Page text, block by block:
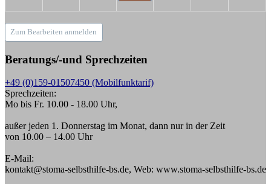
Zum Bearbeiten anmelden
Beratungs/-und Sprechzeiten
+49 (0)159-01507450 (Mobilfunktarif)
Sprechzeiten:
Mo bis Fr. 10.00 - 18.00 Uhr,
außer jeden 1. Donnerstag im Monat, dann nur in der Zeit
von 10.00 – 14.00 Uhr
E-Mail:
kontakt@stoma-selbsthilfe-bs.de, Web: www.stoma-selbsthilfe-bs.de